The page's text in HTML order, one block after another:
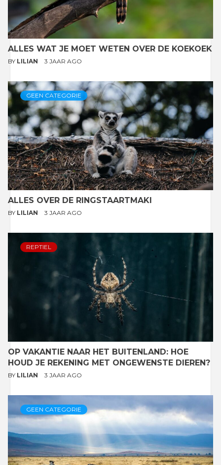
ALLES WAT JE MOET WETEN OVER DE KOEKOEK
BY LILIAN 3 JAAR AGO
GEEN CATEGORIE
ALLES OVER DE RINGSTAARTMAKI
BY LILIAN 3 JAAR AGO
REPTIEL
OP VAKANTIE NAAR HET BUITENLAND: HOE
HOUD JE REKENING MET ONGEWENSTE DIEREN?
BY LILIAN 3 JAAR AGO
GEEN CATEGORIE